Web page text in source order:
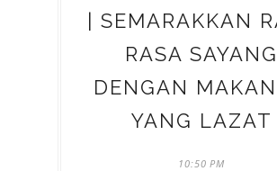
| SEMARAKKAN
RASA SAYANG
DENGAN
YANG LAZAT
10:50 PM